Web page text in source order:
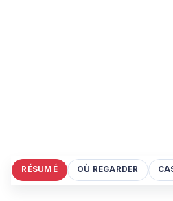
RÉSUMÉ OÙ REGARDER